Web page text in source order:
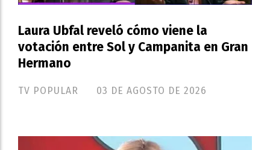
Laura Ubfal reveló cómo viene la
votación entre Sol y Campanita en Gran
Hermano
TV POPULAR 03 DE AGOSTO DE 2026